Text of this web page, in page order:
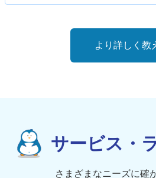
より詳しく教
サービス・
さまざまなニーズに確